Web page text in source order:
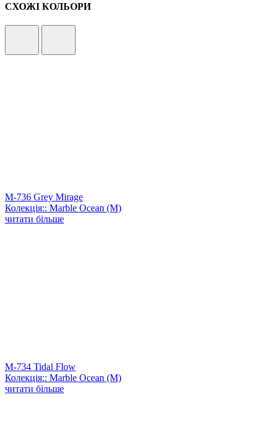
СХОЖІ КОЛЬОРИ
M-736 Grey Mirage
Колекція:: Marble Ocean (M)
читати більше
M-734 Tidal Flow
Колекція:: Marble Ocean (M)
читати більше